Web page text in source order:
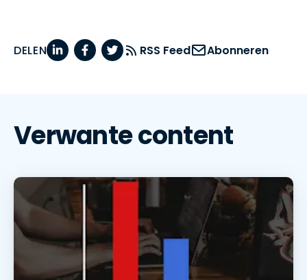
DELEN RSS Feed Abonneren
Verwante content